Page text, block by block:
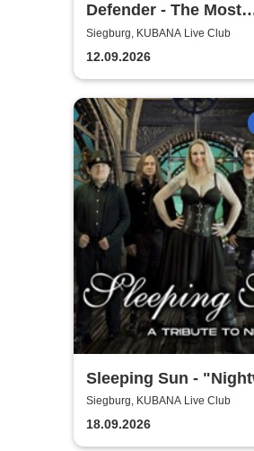
Defender - The Most
Authentic Manowar
Siegburg, KUBANA Live Club
12.09.2026
Sleeping Sun -
Tribute
Siegburg, KUBANA Live Club
18.09.2026